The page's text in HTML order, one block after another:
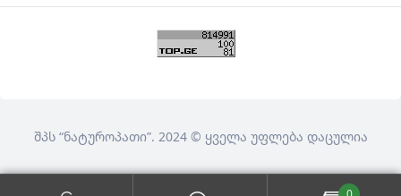
შპს “ნატუროპათი”. 2024 © ყველა უფლება დაცულია